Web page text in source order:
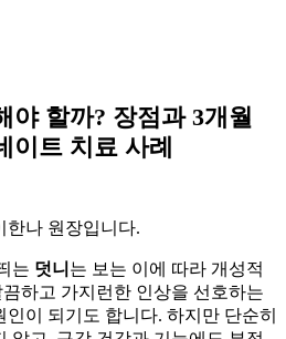
야 할까? 장점과 3개월
이트 치료 사례
한나 원장입니다.
는 덧니 는 보는 이에 따라 개성적
하고 가지런한 인상을 선호하는
이 되기도 합니다. 하지만 단순히